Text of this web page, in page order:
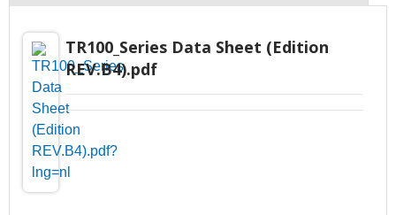
TR100_Series Data Sheet (Edition
REV.B4).pdf